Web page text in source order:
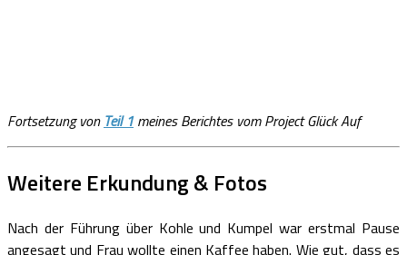
Fortsetzung von Teil 1 meines Berichtes vom Project Glück Auf
Weitere Erkundung & Fotos
Nach der Führung über Kohle und Kumpel war erstmal Pause
angesagt und Frau wollte einen Kaffee haben. Wie gut, dass es